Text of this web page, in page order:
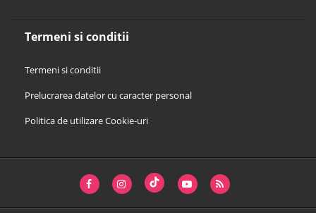
Termeni si conditii
Termeni si conditii
Prelucrarea datelor cu caracter personal
Politica de utilizare Cookie-uri